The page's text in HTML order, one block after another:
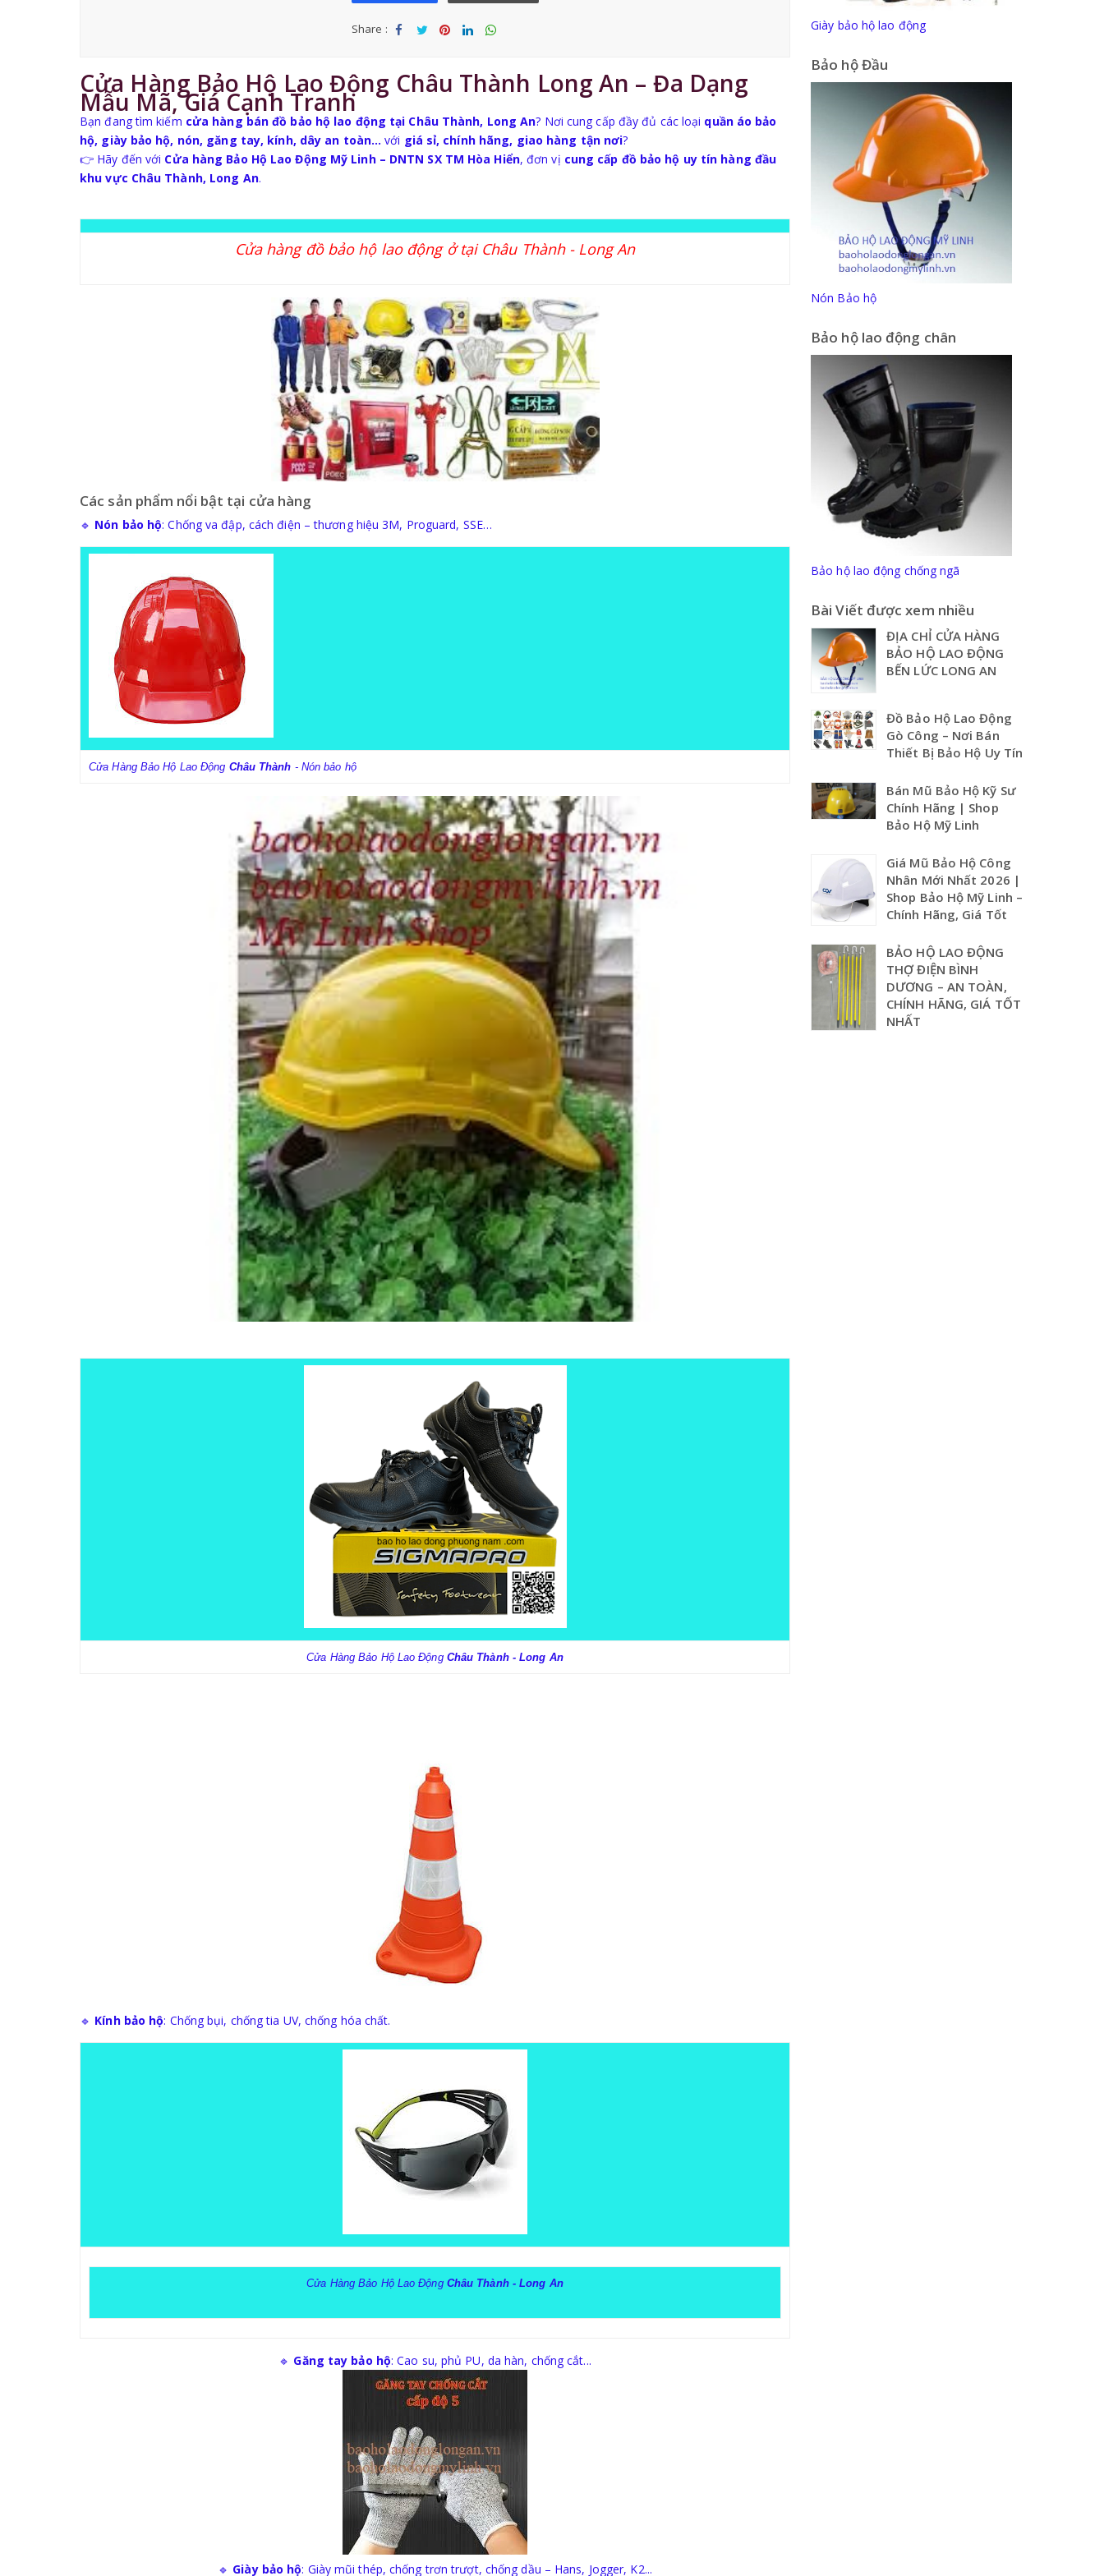
Share :
re eet
re
re
Cửa Hàng Bảo Hộ Lao Động Châu Thành Long An – Đa Dạng
Mẫu Mã, Giá Cạnh Tranh
Bạn đang tìm kiếm cửa hàng bán đồ bảo hộ lao động tại Châu Thành, Long An? Nơi cung cấp đầy đủ các loại quần áo bảo
hộ, giày bảo hộ, nón, găng tay, kính, dây an toàn… với giá sỉ, chính hãng, giao hàng tận nơi?
👉 Hãy đến với Cửa hàng Bảo Hộ Lao Động Mỹ Linh – DNTN SX TM Hòa Hiển, đơn vị cung cấp đồ bảo hộ uy tín hàng đầu
khu vực Châu Thành, Long An.
Cửa hàng đồ bảo hộ lao động ở tại Châu Thành - Long An
Các sản phẩm nổi bật tại cửa hàng
🔹 Nón bảo hộ: Chống va đập, cách điện – thương hiệu 3M, Proguard, SSE…
Cửa Hàng Bảo Hộ Lao Động Châu Thành - Nón bảo hộ
Cửa Hàng Bảo Hộ Lao Động Châu Thành - Long An
🔹 Kính bảo hộ: Chống bụi, chống tia UV, chống hóa chất.
Cửa Hàng Bảo Hộ Lao Động Châu Thành - Long An
🔹 Găng tay bảo hộ: Cao su, phủ PU, da hàn, chống cắt...
🔹 Giày bảo hộ: Giày mũi thép, chống trơn trượt, chống dầu – Hans, Jogger, K2...
Giày bảo hộ lao động
Bảo hộ Đầu
Nón Bảo hộ
Bảo hộ lao động chân
Bảo hộ lao động chống ngã
Bài Viết được xem nhiều
ĐỊA CHỈ CỬA HÀNG
BẢO HỘ LAO ĐỘNG
BẾN LỨC LONG AN
Đồ Bảo Hộ Lao Động
Gò Công – Nơi Bán
Thiết Bị Bảo Hộ Uy Tín
Bán Mũ Bảo Hộ Kỹ Sư
Chính Hãng | Shop
Bảo Hộ Mỹ Linh
Giá Mũ Bảo Hộ Công
Nhân Mới Nhất 2026 |
Shop Bảo Hộ Mỹ Linh –
Chính Hãng, Giá Tốt
BẢO HỘ LAO ĐỘNG
THỢ ĐIỆN BÌNH
DƯƠNG – AN TOÀN,
CHÍNH HÃNG, GIÁ TỐT
NHẤT